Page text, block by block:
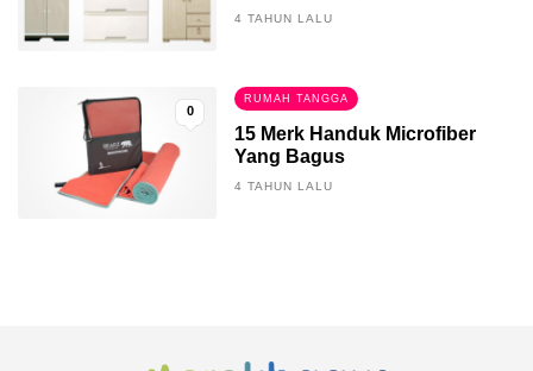
4 TAHUN LALU
0
RUMAH TANGGA
15 Merk Handuk Microfiber
Yang Bagus
4 TAHUN LALU